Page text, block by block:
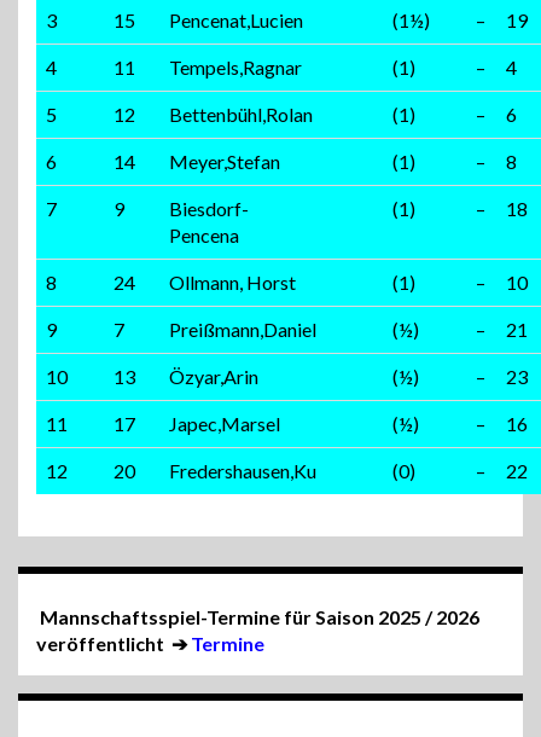
3 15 Pencenat,Lucien (1½) – 19
4 11 Tempels,Ragnar (1) – 4
5 12 Bettenbühl,Rolan (1) – 6
6 14 Meyer,Stefan (1) – 8
7 9
Biesdorf-
Pencena
(1) – 18
8 24 Ollmann, Horst (1) – 10
9 7 Preißmann,Daniel (½) – 21
10 13 Özyar,Arin (½) – 23
11 17 Japec,Marsel (½) – 16
12 20 Fredershausen,Ku (0) – 22
Mannschaftsspiel-Termine für Saison 2025 / 2026
veröffentlicht ➔Termine